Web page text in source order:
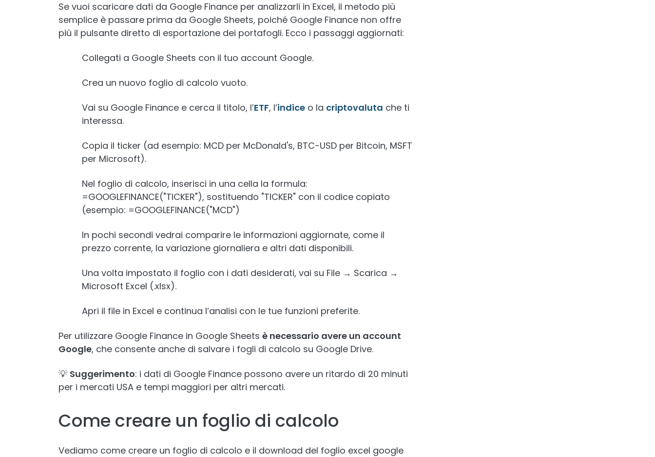
Se vuoi scaricare dati da Google Finance per analizzarli in Excel, il metodo più
semplice è passare prima da Google Sheets, poiché Google Finance non offre
più il pulsante diretto di esportazione dei portafogli. Ecco i passaggi aggiornati:
Collegati a Google Sheets con il tuo account Google.
Crea un nuovo foglio di calcolo vuoto.
Vai su Google Finance e cerca il titolo, l’ETF, l’indice o la criptovaluta che ti
interessa.
Copia il ticker (ad esempio: MCD per McDonald's, BTC-USD per Bitcoin, MSFT
per Microsoft).
Nel foglio di calcolo, inserisci in una cella la formula:
=GOOGLEFINANCE("TICKER"), sostituendo "TICKER" con il codice copiato
(esempio: =GOOGLEFINANCE("MCD")
In pochi secondi vedrai comparire le informazioni aggiornate, come il
prezzo corrente, la variazione giornaliera e altri dati disponibili.
Una volta impostato il foglio con i dati desiderati, vai su File → Scarica →
Microsoft Excel (.xlsx).
Apri il file in Excel e continua l’analisi con le tue funzioni preferite.
Per utilizzare Google Finance in Google Sheets è necessario avere un account
Google, che consente anche di salvare i fogli di calcolo su Google Drive.
💡 Suggerimento: i dati di Google Finance possono avere un ritardo di 20 minuti
per i mercati USA e tempi maggiori per altri mercati.
Come creare un foglio di calcolo
Vediamo come creare un foglio di calcolo e il download del foglio excel google